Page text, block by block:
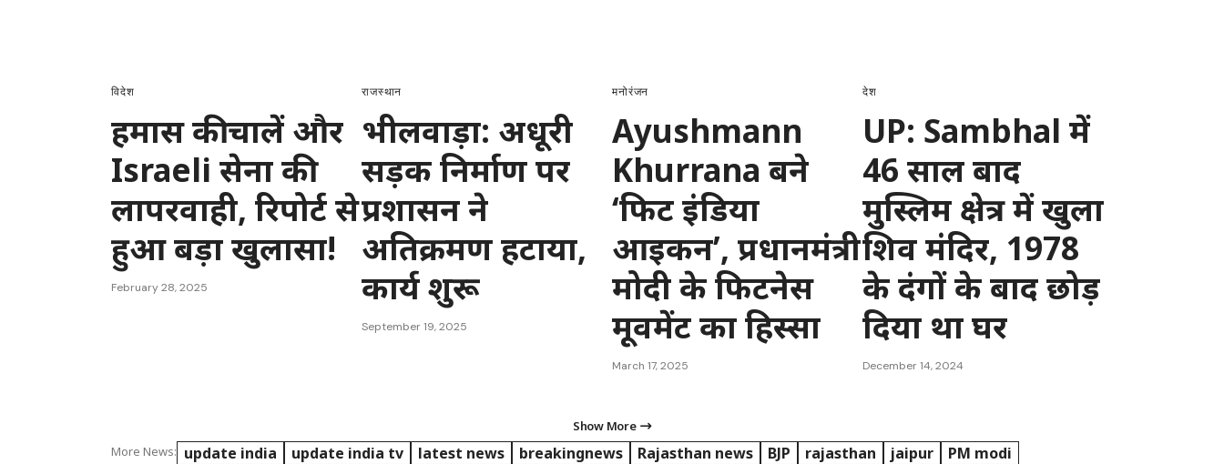
विदेश
हमास की चालें और
Israeli सेना की
लापरवाही, रिपोर्ट से
हुआ बड़ा खुलासा!
February 28, 2025
राजस्थान
भीलवाड़ा: अधूरी
सड़क निर्माण पर
प्रशासन ने
अतिक्रमण हटाया,
कार्य शुरू
September 19, 2025
मनोरंजन
Ayushmann
Khurrana बने
‘फिट इंडिया
आइकन’, प्रधानमंत्री
मोदी के फिटनेस
मूवमेंट का हिस्सा
March 17, 2025
देश
UP: Sambhal में
46 साल बाद
मुस्लिम क्षेत्र में खुला
शिव मंदिर, 1978
के दंगों के बाद छोड़
दिया था घर
December 14, 2024
Show More
More News: update india update india tv latest news breakingnews Rajasthan news BJP rajasthan jaipur
PM modi